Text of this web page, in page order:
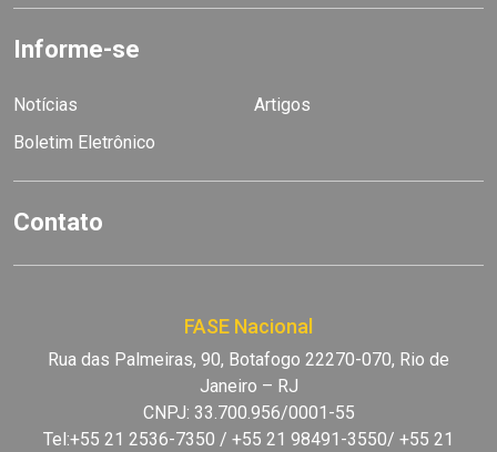
Informe-se
Notícias
Artigos
Boletim Eletrônico
Contato
FASE Nacional
Rua das Palmeiras, 90, Botafogo 22270-070, Rio de
Janeiro – RJ
CNPJ: 33.700.956/0001-55
Tel:+55 21 2536-7350 / +55 21 98491-3550/ +55 21